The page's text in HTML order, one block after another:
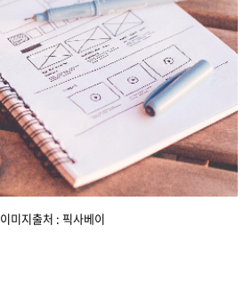
이미지출처 : 픽사베이